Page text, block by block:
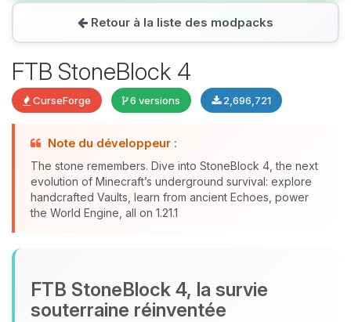
Retour à la liste des modpacks
FTB StoneBlock 4
CurseForge 6 versions 2,696,721
Note du développeur :
The stone remembers. Dive into StoneBlock 4, the next
evolution of Minecraft’s underground survival: explore
handcrafted Vaults, learn from ancient Echoes, power
the World Engine, all on 1.21.1
FTB StoneBlock 4, la survie
souterraine réinventée
Youpi, enfin quelqu’un pour me
parler ! Moi c’est Choupy, ton petit
08/08/2026 à 20:57